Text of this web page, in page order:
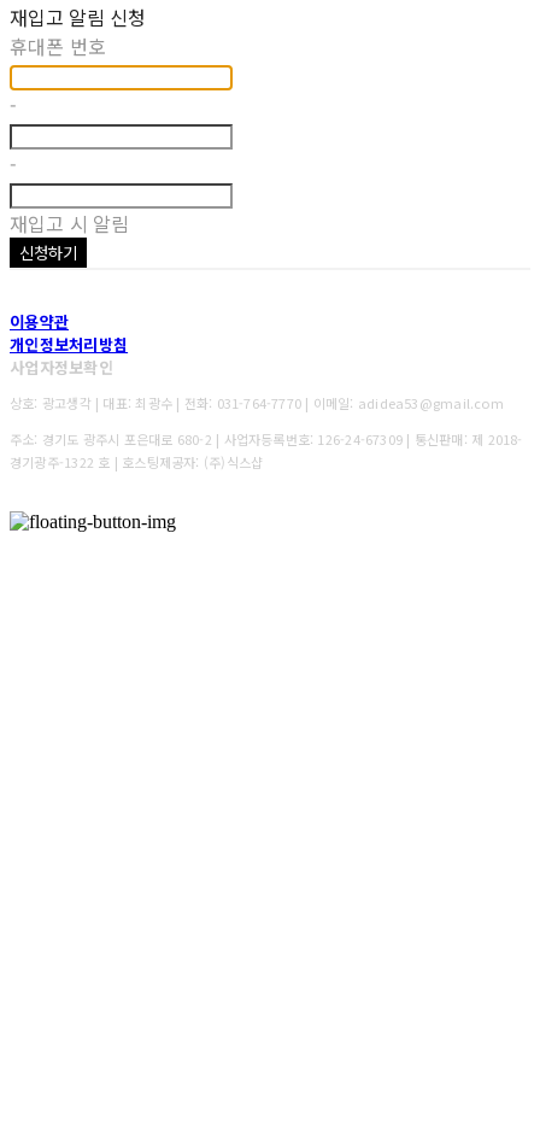
재입고 알림 신청
휴대폰 번호
-
-
재입고 시 알림
신청하기
이용약관
개인정보처리방침
사업자정보확인
상호: 광고생각 | 대표: 최광수 | 전화: 031-764-7770 | 이메일: adidea53@gmail.com
주소: 경기도 광주시 포은대로 680-2 | 사업자등록번호: 126-24-67309 | 통신판매: 제 2018-
경기광주-1322 호 | 호스팅제공자: (주)식스샵